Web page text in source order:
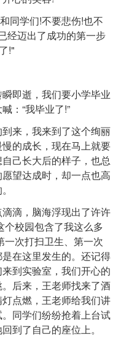
学们!不要悲伤!也不
经迈出了成功的第一步
!"
即逝，我们要小学毕业
：“我毕业了!”
来，我来到了这个绚丽
的成长，现在马上就要
己长大后的样子，也总
望达成时，却一点也高
滴，脑海浮现出了许许
个校园包含了我这么多
次打扫卫生、第一次
在这里发生的。还记得
到实验室，我们开心的
后来，王老师找来了酒
点燃，王老师给我们讲
同学们纷纷抢着上台试
到了自己的座位上。